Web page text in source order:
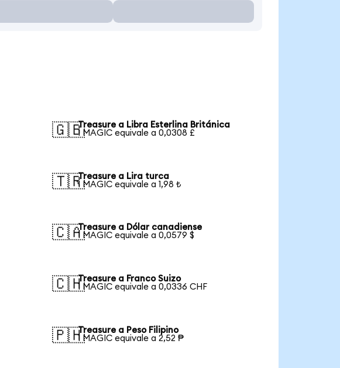
🇬🇧Treasure a Libra Esterlina Británica
1 MAGIC equivale a 0,0308 £
🇹🇷Treasure a Lira turca
1 MAGIC equivale a 1,98 ₺
🇨🇦Treasure a Dólar canadiense
1 MAGIC equivale a 0,0579 $
🇨🇭Treasure a Franco Suizo
1 MAGIC equivale a 0,0336 CHF
🇵🇭Treasure a Peso Filipino
1 MAGIC equivale a 2,52 ₱